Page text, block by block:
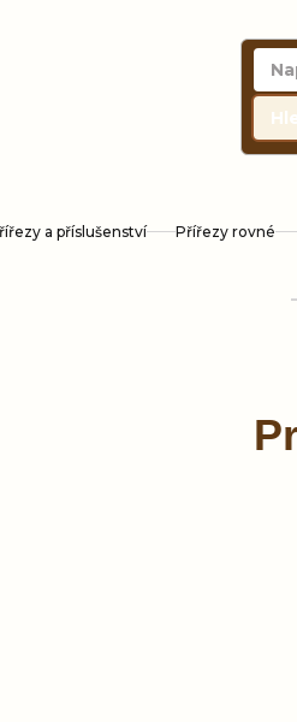
a příslušenství Přířezy rovné